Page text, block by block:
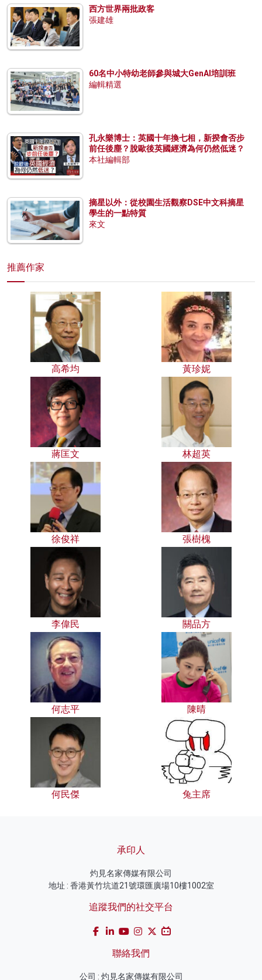
西方世界兩批政客
張建雄
60名中小特幼老師參與城大GenAI培訓班
編輯精選
孔永樂博士：英國十年換七相，新揆會否步
前任後塵？脫歐後英國經濟為何仍然低迷？
本社編輯部
摘星以外：從校園生活觀察DSE中文科摘星
學生的一點特質
來文
推薦作家
高希均 黃珍妮
蔣匡文 林超英
徐俊祥 張樹槐
李偉民 關品方
何志平 陳晴
何民傑 兔主席
承印人
灼見名家傳媒有限公司
地址 : 香港黃竹坑道21號環匯廣場10樓1002室
追蹤我們的社交平台
聯絡我們
公司 : 灼見名家傳媒有限公司